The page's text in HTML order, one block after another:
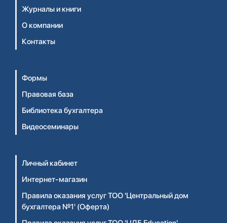
Журналы и книги
О компании
Контакты
Формы
Правовая база
Библиотека бухгалтера
Видеосеминары
Личный кабинет
Интернет-магазин
Правила оказания услуг ТОО 'Центральный дом
бухгалтера №1' (Оферта)